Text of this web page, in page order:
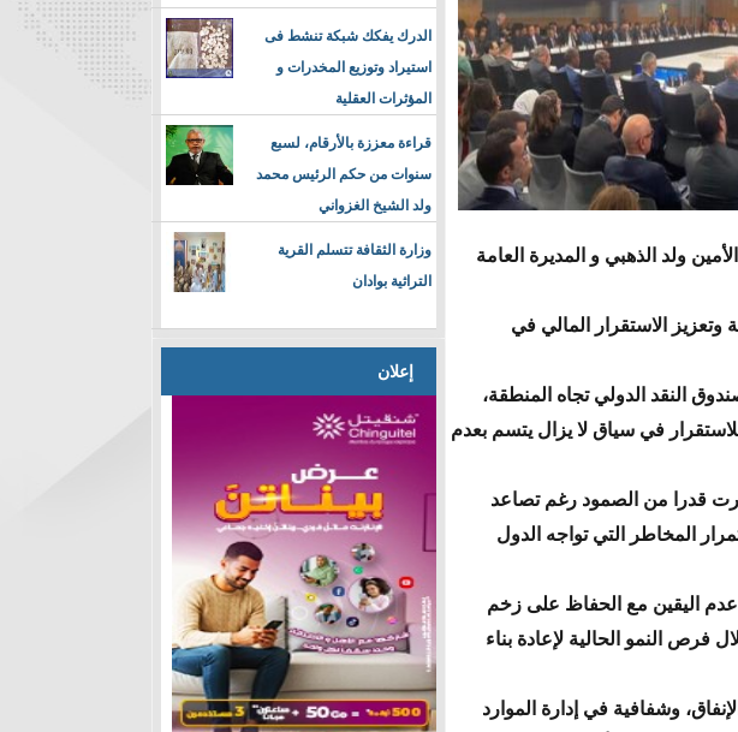
ولد الذهبي و المديرة العامة
الاستقرار المالي في
النقد الدولي تجاه المنطقة،
في سياق لا يزال يتسم بعدم
قدرا من الصمود رغم تصاعد
المخاطر التي تواجه الدول
عدم اليقين مع الحفاظ على زخم
النمو الحالية لإعادة بناء
وشفافية في إدارة الموارد
الدرك يفكك شبكة تنشط فى
استيراد وتوزيع المخدرات و
المؤثرات العقلية
قراءة معززة بالأرقام، لسبع
سنوات من حكم الرئيس محمد
ولد الشيخ الغزواني
وزارة الثقافة تتسلم القرية
التراثية بوادان
إعلان